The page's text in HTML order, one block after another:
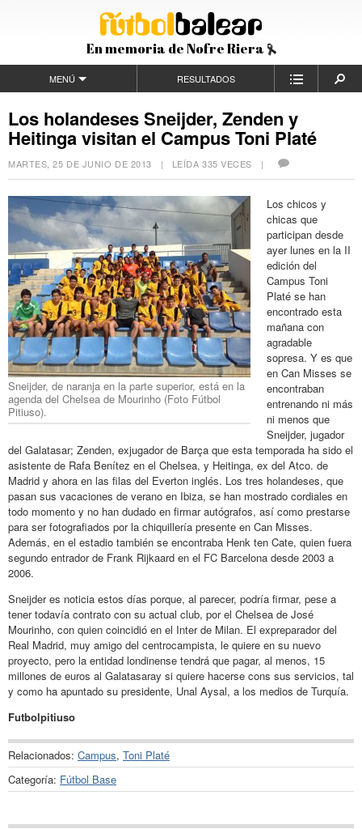
En memoria de Nofre Riera
MENÚ RESULTADOS
Los holandeses Sneijder, Zenden y
Heitinga visitan el Campus Toni Platé
MARTES, 25 DE JUNIO DE 2013 | LEÍDA 335 VECES |
Sneijder, de naranja en la parte superior, está en la
agenda del Chelsea de Mourinho (Foto Fútbol
Pitiuso).
Los chicos y
chicas que
participan desde
ayer lunes en la II
edición del
Campus Toni
Platé se han
encontrado esta
mañana con
agradable
sopresa. Y es que
en Can Misses se
encontraban
entrenando ni más
ni menos que
Sneijder, jugador
del Galatasar; Zenden, exjugador de Barça que esta temporada ha sido el
asistente de Rafa Benítez en el Chelsea, y Heitinga, ex del Atco. de
Madrid y ahora en las filas del Everton inglés. Los tres holandeses, que
pasan sus vacaciones de verano en Ibiza, se han mostrado cordiales en
todo momento y no han dudado en firmar autógrafos, así como prestarse
para ser fotografiados por la chiquillería presente en Can Misses.
Además, en el estadio también se encontraba Henk ten Cate, quien fuera
segundo entrador de Frank Rijkaard en el FC Barcelona desde 2003 a
2006.
Sneijder es noticia estos días porque, al parecer, podría firmar, pese a
tener todavía contrato con su actual club, por el Chelsea de José
Mourinho, con quien coincidió en el Inter de Milan. El expreparador del
Real Madrid, muy amigo del centrocampista, le quiere en su nuevo
proyecto, pero la entidad londinense tendrá que pagar, al menos, 15
millones de euros al Galatasaray si quiere hacerse cons sus servicios, tal
y como ha apuntado su presidente, Unal Aysal, a los medios de Turquía.
Futbolpitiuso
Relacionados: Campus, Toni Platé
Categoría: Fútbol Base